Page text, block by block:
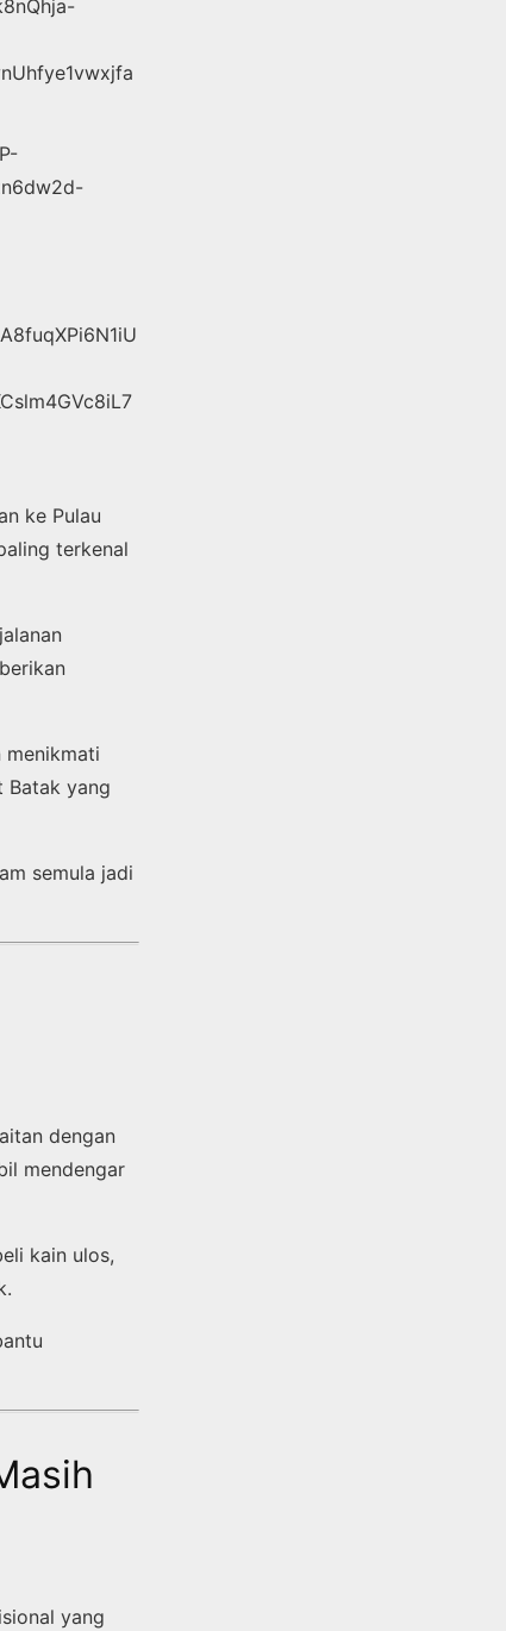
ke Pulau
terkenal
menikmati
Batak yang
semula jadi
dengan
mendengar
kain ulos,
yang